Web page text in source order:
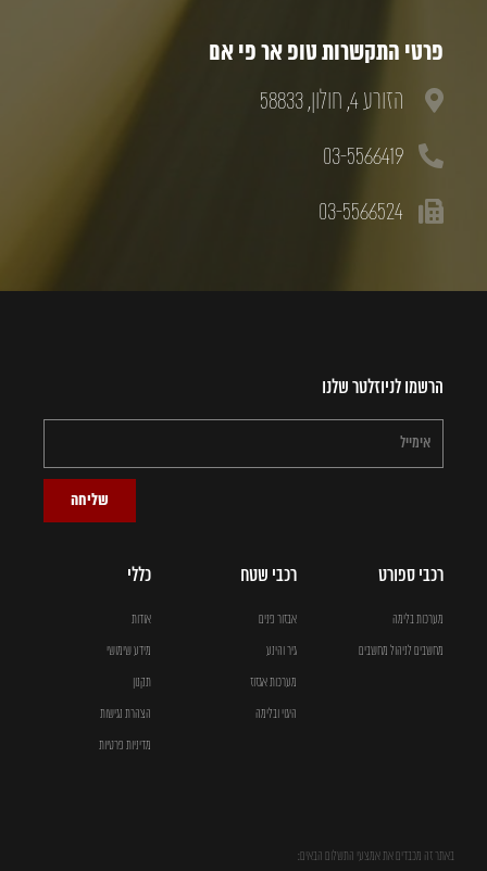
פרטי התקשרות טופ אר פי אם
הזורע 4, חולון, 58833
03-5566419
03-5566524
הרשמו לניוזלטר שלנו
שליחה
רכבי ספורט
מערכות בלימה
מחשבים לניהול מחשבים
רכבי שטח
אבזור פנים
גיר והינע
מערכות אגזוז
היגוי ובלימה
כללי
אודות
מידע שימושי
תקנון
הצהרת נגישות
מדיניות פרטיות
באתר זה מכבדים את אמצעי התשלום הבאים: